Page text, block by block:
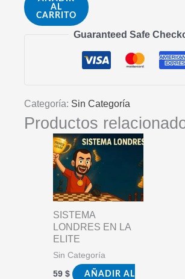
EL
BRILLANTE
DE
GARRY
KASPAROV
cantidad
AL
CARRITO
Guaranteed Safe
Categoría: Sin Categoría
Productos
SISTEMA
LONDRES EN LA
ELITE
Sin Categoría
59 $ AÑADIR AL